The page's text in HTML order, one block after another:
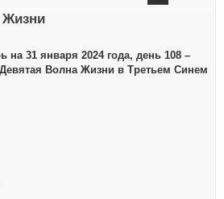
Жизни
на 31 января 2024 года, день 108 –
Волна Жизни в Третьем Синем